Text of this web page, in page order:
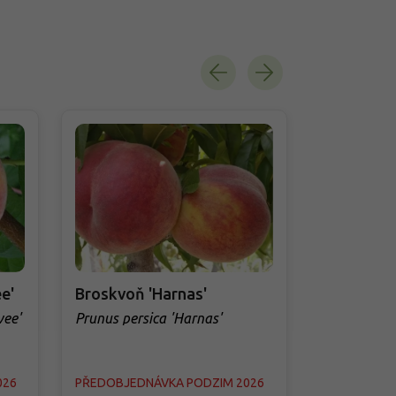
Broskvoň 'Harnas'
Prunus persica 'Harnas'
PŘEDOBJEDNÁVKA PODZIM 2026